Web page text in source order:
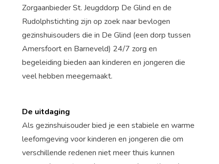
Zorgaanbieder St. Jeugddorp De Glind en de
Rudolphstichting zijn op zoek naar bevlogen
gezinshuisouders die in De Glind (een dorp tussen
Amersfoort en Barneveld) 24/7 zorg en
begeleiding bieden aan kinderen en jongeren die
veel hebben meegemaakt.
De uitdaging
Als gezinshuisouder bied je een stabiele en warme
leefomgeving voor kinderen en jongeren die om
verschillende redenen niet meer thuis kunnen